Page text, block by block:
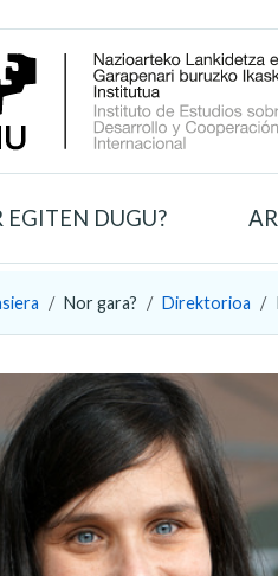
EGITEN DUGU?
Nor gara? Direktorioa